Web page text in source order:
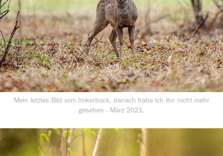
Mein letztes Bild vom Imkerbock, danach habe ich ihn nicht mehr
gesehen - März 2021.